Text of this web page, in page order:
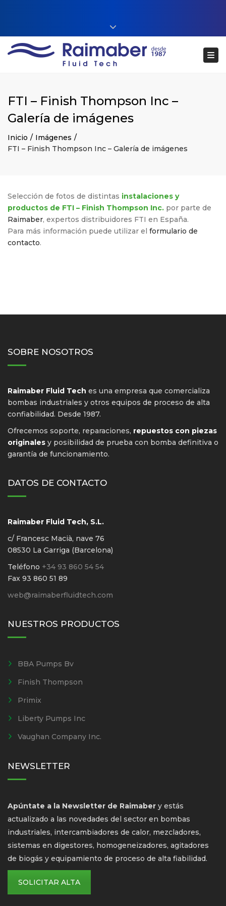
web@raimaberfluidtech.com
Close top bar
FTI – Finish Thompson Inc –
Galería de imágenes
Inicio
Imágenes
FTI – Finish Thompson Inc – Galería de imágenes
Selección de fotos de distintas instalaciones y
productos de FTI – Finish Thompson Inc. por parte de
Raimaber, expertos distribuidores FTI en España.
Para más información puede utilizar el formulario de
contacto.
SOBRE NOSOTROS
Raimaber Fluid Tech es una empresa que comercializa
bombas industriales y otros equipos de proceso de alta
confiabilidad. Desde 1987.
Ofrecemos soporte, reparaciones, repuestos con piezas
originales y posibilidad de prueba con bomba definitiva o
garantía de funcionamiento.
DATOS DE CONTACTO
Raimaber Fluid Tech, S.L.
c/ Francesc Macià, nave 76
08530 La Garriga (Barcelona)
Teléfono +34 93 860 54 54
Fax 93 860 51 89
web@raimaberfluidtech.com
NUESTROS PRODUCTOS
BBA Pumps Bv
Finish Thompson
Primix
Liberty Pumps Inc
Vaughan Company Inc.
NEWSLETTER
Apúntate a la Newsletter de Raimaber y estás
actualizado a las novedades del sector en bombas
industriales, intercambiadores de calor, mezcladores,
sistemas en digestores, homogeneizadores, agitadores
de biogás y equipamiento de proceso de alta fiabilidad.
SOLICITAR ALTA